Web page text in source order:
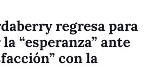
regresa para
“esperanza” ante
con la